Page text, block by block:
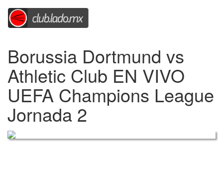
Borussia Dortmund vs
Athletic Club EN VIVO
UEFA Champions League
Jornada 2